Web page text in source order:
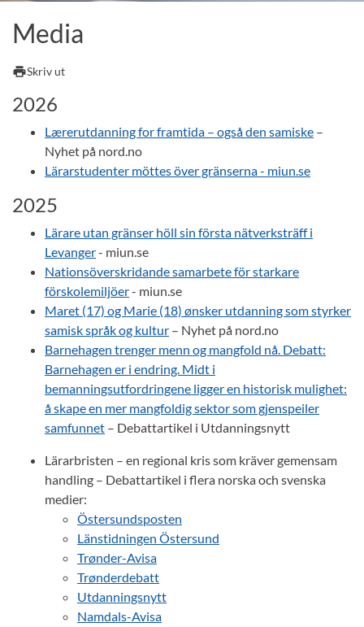
Media
printSkriv ut
2026
Lærerutdanning for framtida – også den samiske –
Nyhet på nord.no
Lärarstudenter möttes över gränserna - miun.se
2025
Lärare utan gränser höll sin första nätverksträff i
Levanger- miun.se
Nationsöverskridande samarbete för starkare
förskolemiljöer- miun.se
Maret (17) og Marie (18) ønsker utdanning som styrker
samisk språk og kultur – Nyhet på nord.no
Barnehagen trenger menn og mangfold nå. Debatt:
Barnehagen er i endring. Midt i
bemanningsutfordringene ligger en historisk mulighet:
å skape en mer mangfoldig sektor som gjenspeiler
samfunnet – Debattartikel i Utdanningsnytt
Lärarbristen – en regional kris som kräver gemensam
handling – Debattartikel i flera norska och svenska
medier:
Östersundsposten
Länstidningen Östersund
Trønder-Avisa
Trønderdebatt
Utdanningsnytt
Namdals-Avisa